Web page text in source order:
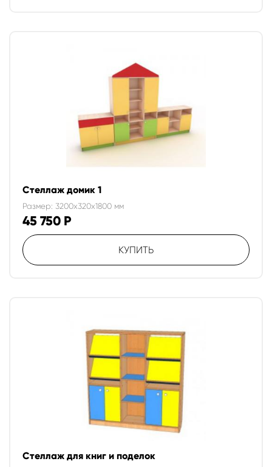
Стеллаж домик 1
Размер: 3200x320x1800 мм
45 750 Р
КУПИТЬ
Стеллаж для книг и поделок